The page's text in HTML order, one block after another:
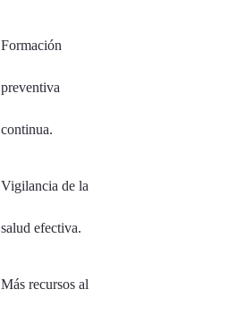
Formación
preventiva
continua.
Vigilancia de la
salud efectiva.
Más recursos al